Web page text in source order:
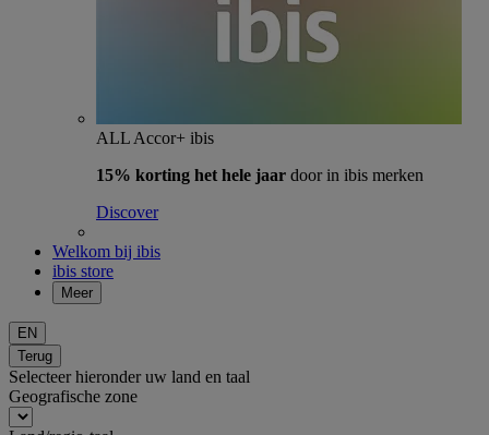
ALL Accor+ ibis
15% korting het hele jaar door in ibis merken
Discover
Welkom bij ibis
ibis store
Meer
EN
Terug
Selecteer hieronder uw land en taal
Geografische zone